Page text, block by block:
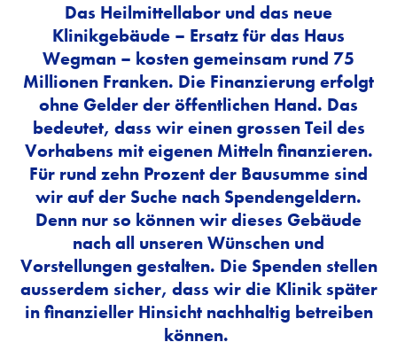
Das Heilmittellabor und das neue
Klinikgebäude – Ersatz für das Haus
Wegman – kosten gemeinsam rund 75
Millionen Franken. Die Finanzierung erfolgt
ohne Gelder der öffentlichen Hand. Das
bedeutet, dass wir einen grossen Teil des
Vorhabens mit eigenen Mitteln finanzieren.
Für rund zehn Prozent der Bausumme sind
wir auf der Suche nach Spendengeldern.
Denn nur so können wir dieses Gebäude
nach all unseren Wünschen und
Vorstellungen gestalten. Die Spenden stellen
ausserdem sicher, dass wir die Klinik später
in finanzieller Hinsicht nachhaltig betreiben
können.